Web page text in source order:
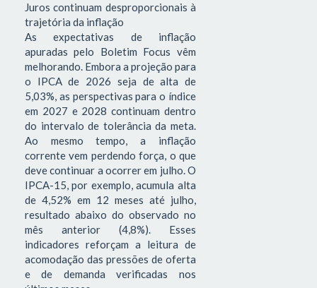
Juros continuam desproporcionais à
trajetória da inflação
As expectativas de inflação
apuradas pelo Boletim Focus vêm
melhorando. Embora a projeção para
o IPCA de 2026 seja de alta de
5,03%, as perspectivas para o índice
em 2027 e 2028 continuam dentro
do intervalo de tolerância da meta.
Ao mesmo tempo, a inflação
corrente vem perdendo força, o que
deve continuar a ocorrer em julho. O
IPCA-15, por exemplo, acumula alta
de 4,52% em 12 meses até julho,
resultado abaixo do observado no
mês anterior (4,8%). Esses
indicadores reforçam a leitura de
acomodação das pressões de oferta
e de demanda verificadas nos